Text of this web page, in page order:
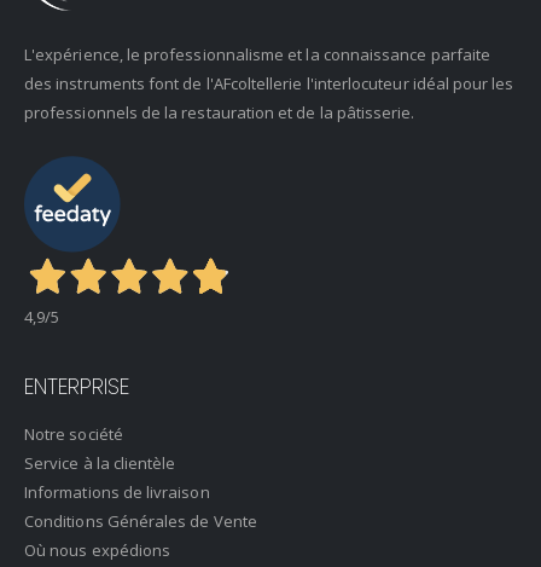
L'expérience, le professionnalisme et la connaissance parfaite
des instruments font de l'AFcoltellerie l'interlocuteur idéal pour les
professionnels de la restauration et de la pâtisserie.
4,9/5
ENTERPRISE
Notre société
Service à la clientèle
Informations de livraison
Conditions Générales de Vente
Où nous expédions